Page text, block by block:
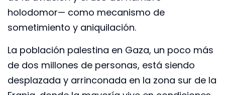
holodomor— como mecanismo de
sometimiento y aniquilación.
La población palestina en Gaza, un poco más
de dos millones de personas, está siendo
desplazada y arrinconada en la zona sur de la